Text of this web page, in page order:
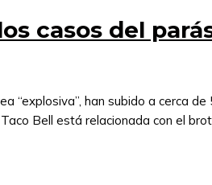
casos del
“explosiva”, han subido a cerca
Bell está relacionada con el